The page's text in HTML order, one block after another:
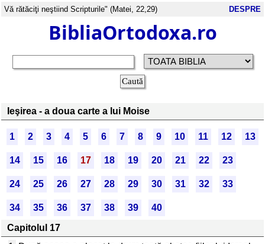
Vă rătăciţi neştiind Scripturile" (Matei, 22,29) DESPRE
BibliaOrtodoxa.ro
Ieşirea - a doua carte a lui Moise
1 2 3 4 5 6 7 8 9 10 11 12 13
14 15 16 17 18 19 20 21 22 23
24 25 26 27 28 29 30 31 32 33
34 35 36 37 38 39
40
Capitolul 17